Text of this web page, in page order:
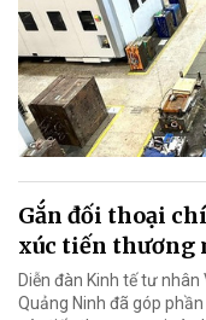
Gắn đối thoại
xúc tiến thương
Diễn đàn Kinh tế tư
Quảng Ninh đã góp